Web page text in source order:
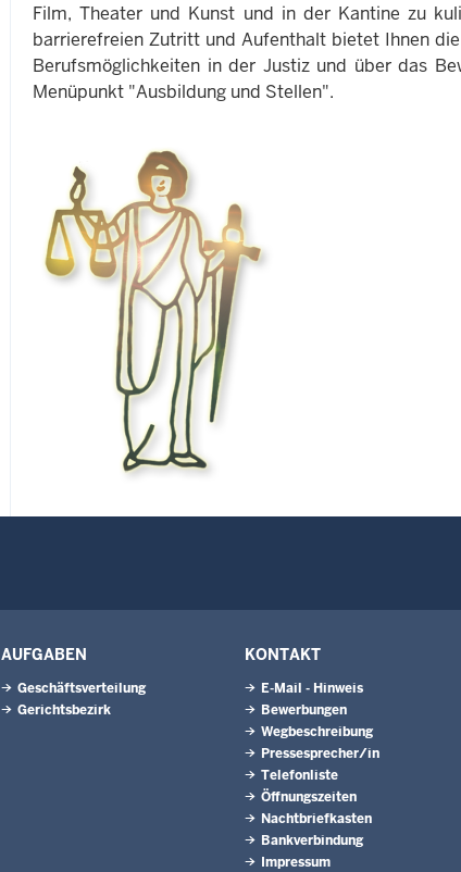
Film, Theater und Kunst und in der Kantine zu
barrierefreien Zutritt und Aufenthalt bietet Ihnen
Berufsmöglichkeiten in der Justiz und über das
Menüpunkt "Ausbildung und Stellen".
AUFGABEN
Geschäftsverteilung
Gerichtsbezirk
KONTAKT
E-Mail - Hinweis
Bewerbungen
Wegbeschreibung
Pressesprecher/in
Telefonliste
Öffnungszeiten
Nachtbriefkasten
Bankverbindung
Impressum